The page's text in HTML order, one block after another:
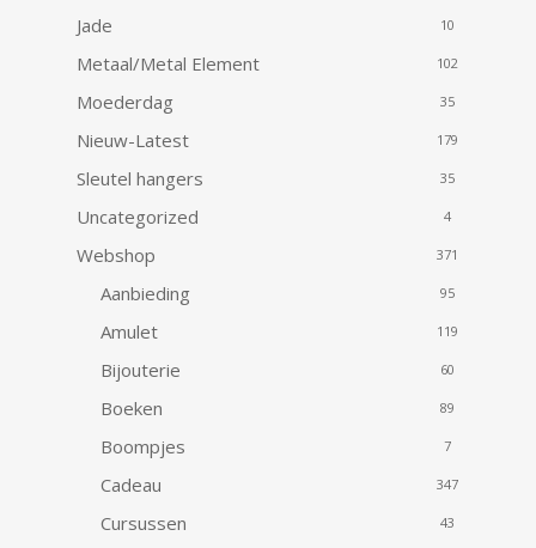
Jade 10
Metaal/Metal Element 102
Moederdag 35
Nieuw-Latest 179
Sleutel hangers 35
Uncategorized 4
Webshop 371
Aanbieding 95
Amulet 119
Bijouterie 60
Boeken 89
Boompjes 7
Cadeau 347
Cursussen 43